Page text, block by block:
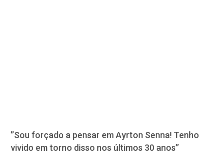
”Sou forçado a pensar em Ayrton Senna! Tenho
vivido em torno disso nos últimos 30 anos”